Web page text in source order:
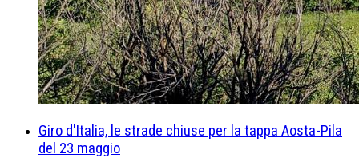
Giro d'Italia, le strade chiuse per la tappa Aosta-Pila
del 23 maggio